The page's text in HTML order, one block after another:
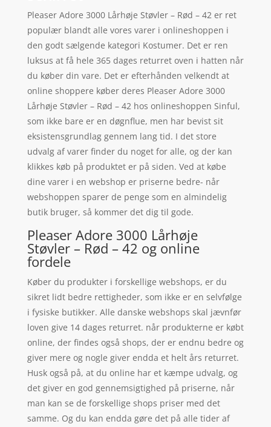
Pleaser Adore 3000 Lårhøje Støvler – Rød – 42 er ret
populær blandt alle vores varer i onlineshoppen i
den godt sælgende kategori Kostumer. Det er ren
luksus at få hele 365 dages returret oven i hatten når
du køber din vare. Det er efterhånden velkendt at
online shoppere køber deres Pleaser Adore 3000
Lårhøje Støvler – Rød – 42 hos onlineshoppen Sinful,
som ikke bare er en døgnflue, men har bevist sit
eksistensgrundlag gennem lang tid. I det store
udvalg af varer finder du noget for alle, og der kan
klikkes køb på produktet er på siden. Ved at købe
dine varer i en webshop er priserne bedre- når
webshoppen sparer de penge som en almindelig
butik bruger, så kommer det dig til gode.
Pleaser Adore 3000 Lårhøje
Støvler – Rød – 42 og online
fordele
Køber du produkter i forskellige webshops, er du
sikret lidt bedre rettigheder, som ikke er en selvfølge
i fysiske butikker. Alle danske webshops skal jævnfør
loven give 14 dages returret. når produkterne er købt
online, der findes også shops, der er endnu bedre og
giver mere og nogle giver endda et helt års returret.
Husk også på, at du online har et kæmpe udvalg, og
det giver en god gennemsigtighed på priserne, når
man kan se de forskellige shops priser med det
samme. Og du kan endda gøre det på alle tider af